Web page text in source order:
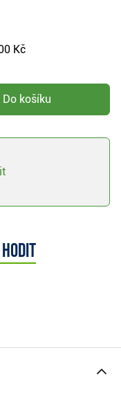
Kč
Do košíku
hodit